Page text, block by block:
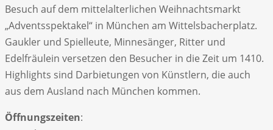
Besuch auf dem mittelalterlichen Weihnachtsmarkt
„Adventsspektakel“ in München am Wittelsbacherplatz.
Gaukler und Spielleute, Minnesänger, Ritter und
Edelfräulein versetzen den Besucher in die Zeit um 1410.
Highlights sind Darbietungen von Künstlern, die auch
aus dem Ausland nach München kommen.
Öffnungszeiten: